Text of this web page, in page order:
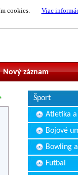
cookies. Viac
Nový záznam
Šport
Atletika
Bojové
Bowling
Futbal